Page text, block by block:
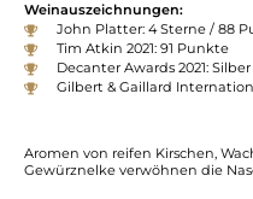
Weinauszeichnungen:
John Platter: 4 Sterne / 88
Tim Atkin 2021: 91 Punkte
Decanter Awards 2021: Silber
Gilbert & Gaillard
Aromen von reifen Kirschen,
Gewürznelke verwöhnen die